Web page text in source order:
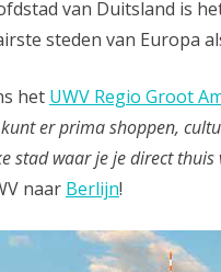
van Duitsland is
steden van Europa
het UWV Regio Groot
kunt er prima shoppen,
stad waar je je direct thuis
naar Berlijn!